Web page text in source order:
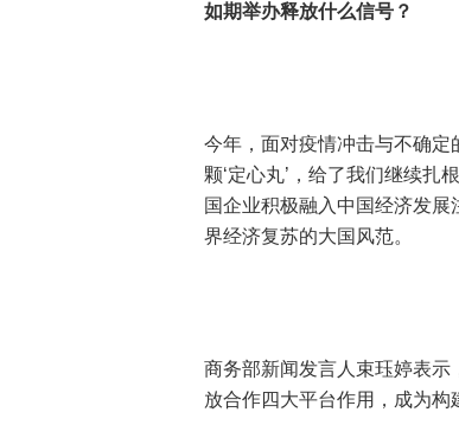
如期举办释放什么信号？
今年，面对疫情冲击与不确定
颗‘定心丸’，给了我们继续扎
国企业积极融入中国经济发
界经济复苏的大国风范。
商务部新闻发言人束珏婷表
放合作四大平台作用，成为构